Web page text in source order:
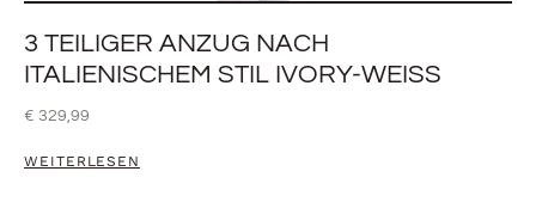
3 TEILIGER ANZUG NACH
ITALIENISCHEM STIL IVORY-WEISS
€ 329,99
WEITERLESEN